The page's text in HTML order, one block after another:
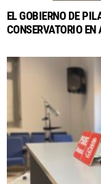
EL GOBIERNO DE
CONSERVATORIO